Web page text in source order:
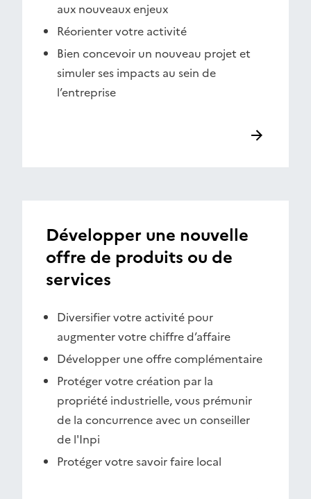
aux nouveaux enjeux
Réorienter votre activité
Bien concevoir un nouveau projet et
simuler ses impacts au sein de
l’entreprise
Développer une nouvelle
offre de produits ou de
services
Diversifier votre activité pour
augmenter votre chiffre d’affaire
Développer une offre complémentaire
Protéger votre création par la
propriété industrielle, vous prémunir
de la concurrence avec un conseiller
de l'Inpi
Protéger votre savoir faire local